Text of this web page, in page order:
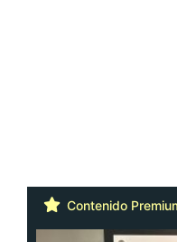
Contenido